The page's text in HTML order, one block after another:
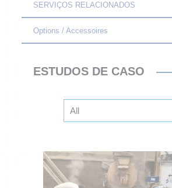
SERVIÇOS RELACIONADOS
Options / Accessoires
ESTUDOS DE CASO